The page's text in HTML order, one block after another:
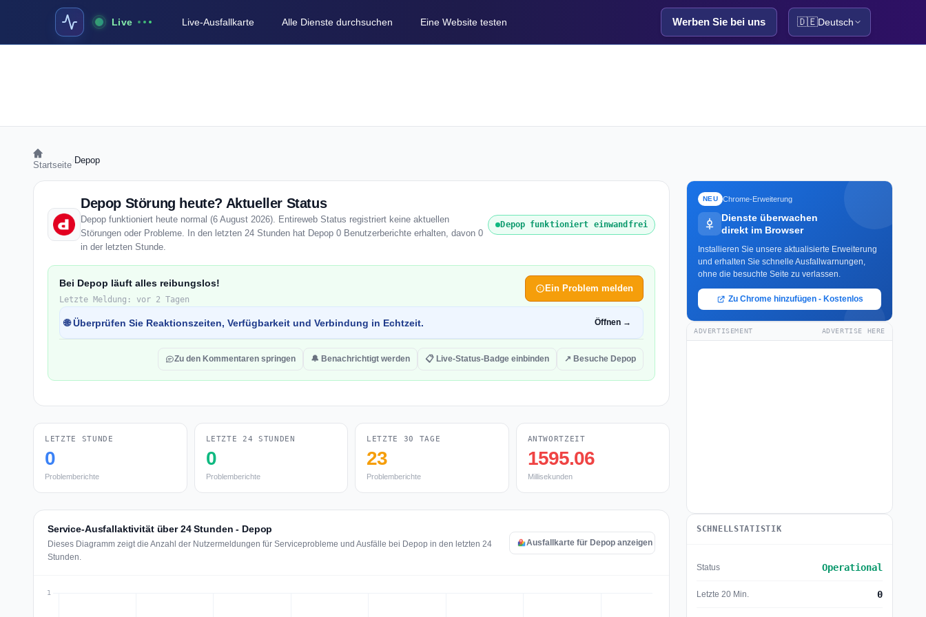
Live Live-Ausfallkarte Alle Dienste durchsuchen Eine Website testen Werben Sie bei uns 🇩🇪Deutsch
Startseite Depop
Depop Störung heute? Aktueller Status
Depop funktioniert heute normal (6 August 2026). Entireweb Status registriert keine aktuellen
Störungen oder Probleme. In den letzten 24 Stunden hat Depop 0 Benutzerberichte erhalten, davon 0
in der letzten Stunde.
Depop funktioniert einwandfrei
Bei Depop läuft alles reibungslos!
Letzte Meldung: vor 2 Tagen
Ein Problem melden
🌐 Überprüfen Sie Reaktionszeiten, Verfügbarkeit und Verbindung in Echtzeit. Öffnen →
Zu den Kommentaren springen 🔔 Benachrichtigt werden 📋 Live-Status-Badge einbinden ↗ Besuche Depop
LETZTE STUNDE
0
Problemberichte
LETZTE 24 STUNDEN
0
Problemberichte
LETZTE 30 TAGE
23
Problemberichte
ANTWORTZEIT
1595.06
Millisekunden
Service-Ausfallaktivität über 24 Stunden - Depop
Dieses Diagramm zeigt die Anzahl der Nutzermeldungen für Serviceprobleme und Ausfälle bei Depop in den letzten 24
Stunden.
Ausfallkarte für Depop anzeigen
NEU Chrome-Erweiterung
Dienste überwachen
direkt im Browser
Installieren Sie unsere aktualisierte Erweiterung
und erhalten Sie schnelle Ausfallwarnungen,
ohne die besuchte Seite zu verlassen.
Zu Chrome hinzufügen - Kostenlos
ADVERTISEMENT ADVERTISE HERE
SCHNELLSTATISTIK
Status Operational
Letzte 20 Min. 0